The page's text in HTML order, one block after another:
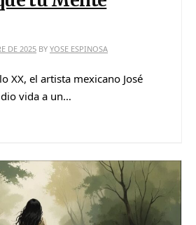
DE 2025 BY YOSE ESPINOSA
XX, el artista mexicano José
vida a un…